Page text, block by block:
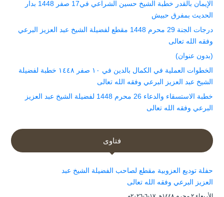
الإيمان بالقدر خطبة الشيخ حسين الشراعي في17 صفر 1448 بدار
الحديث بمفرق حبيش
درجات الجنة 29 محرم 1448 مقطع لفضيلة الشيخ عبد العزيز البرعي
وفقه الله تعالى
(بدون عنوان)
الخطوات العملية في الكمال بالدين في ١٠ صفر ١٤٤٨ خطبة لفضيلة
الشيخ عبد العزيز البرعي وفقه الله تعالى
خطبة الاستسقاء والدعاء 26 محرم 1448 لفضيلة الشيخ عبد العزيز
البرعي وفقه الله تعالى
فتاوى
حفلة توديع العزوبية مقطع لصاحب الفضيلة الشيخ عبد
العزيز البرعي وفقه الله تعالى